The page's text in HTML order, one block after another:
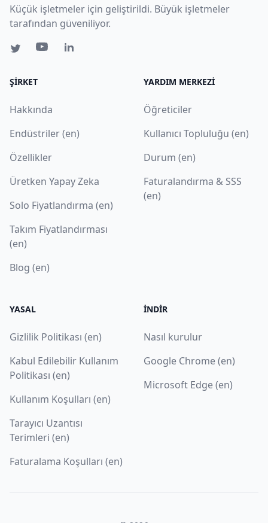
Küçük işletmeler için geliştirildi. Büyük işletmeler
tarafından güveniliyor.
ŞIRKET
Hakkında
Endüstriler (en)
Özellikler
Üretken Yapay Zeka
Solo Fiyatlandırma (en)
Takım Fiyatlandırması
(en)
Blog (en)
YARDIM MERKEZI
Öğreticiler
Kullanıcı Topluluğu (en)
Durum (en)
Faturalandırma & SSS
(en)
YASAL
Gizlilik Politikası (en)
Kabul Edilebilir Kullanım
Politikası (en)
Kullanım Koşulları (en)
Tarayıcı Uzantısı
Terimleri (en)
Faturalama Koşulları (en)
İNDIR
Nasıl kurulur
Google Chrome (en)
Microsoft Edge (en)